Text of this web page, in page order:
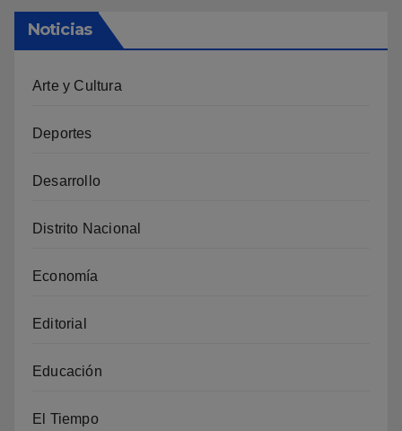
Noticias
Arte y Cultura
Deportes
Desarrollo
Distrito Nacional
Economía
Editorial
Educación
El Tiempo